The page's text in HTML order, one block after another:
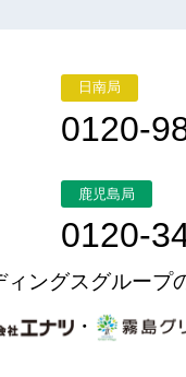
日南局
0120-
鹿児島局
0120-
ングスグループ
・